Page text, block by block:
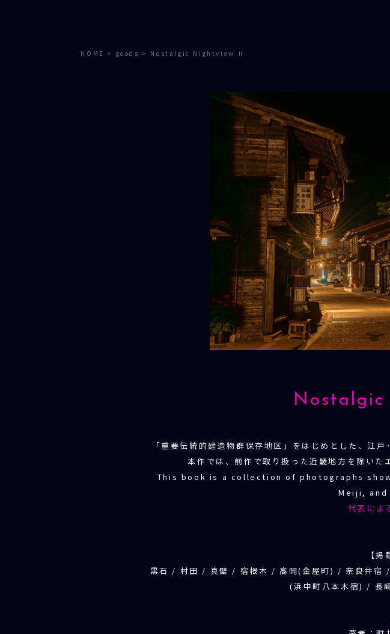
HOME > goods > Nostalgic Nightview Ⅱ
「重要伝統的建造物群保存地区」をはじめとした、江
本作では、前作で取り扱った近畿地方を除いた
This book is a collection of photographs
Meiji, and
代表によ
【掲
黒石 / 村田 / 真壁 / 宿根木 / 高岡(金屋町) / 奈良井
(浜中町八本木宿) / 長